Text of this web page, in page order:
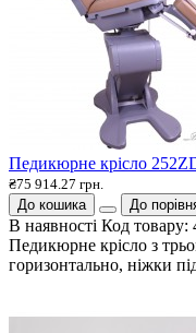
Педикюрне крісло
₴75 914.27 грн.
До кошика
До
В наявності Код товару:
Педикюрне крісло з
горизонтально, ніжки